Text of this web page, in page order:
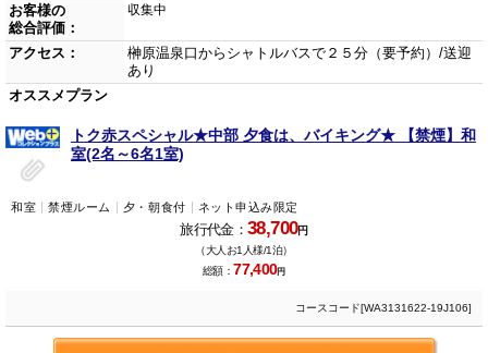
お客様の
総合評価：
収集中
アクセス：
榊原温泉口からシャトルバスで２５分（要予約）/送迎
あり
オススメプラン
トク赤スペシャル★中部 夕食は、バイキング★ 【禁煙】和
室(2名～6名1室)
和室 禁煙ルーム 夕・朝食付 ネット申込み限定
旅行代金：38,700円
（大人お1人様/1泊）
総額： 77,400円
コースコード[WA3131622-19J106]